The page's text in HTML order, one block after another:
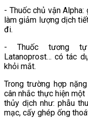
- Thuốc chủ vận
làm giảm lượng dịch
đi.
- Thuốc tương tự
Latanoprost… có tác
khỏi mắt.
Trong trường hợp
cân nhắc thực hiện
thủy dịch như: phẫu
mạc, cấy ghép ống